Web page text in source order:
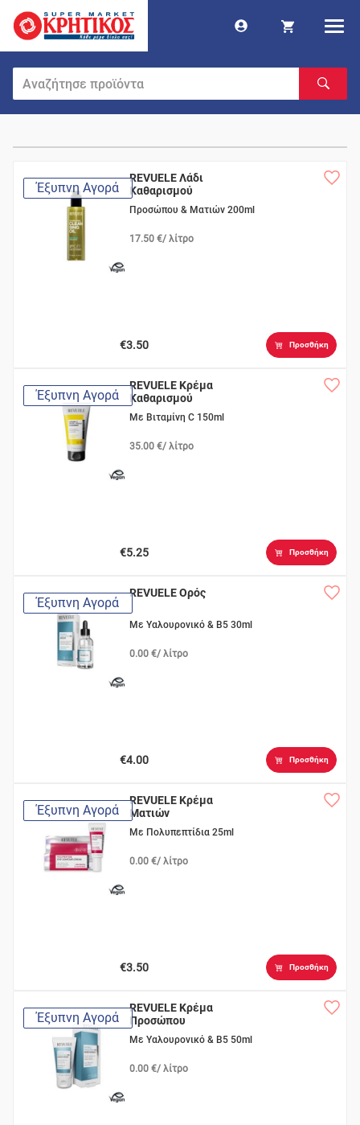
Έξυπνη Αγορά
REVUELE Λάδι
Καθαρισμού
Προσώπου & Ματιών 200ml
17.50 €/ λίτρο
€3.50 Προσθήκη
Έξυπνη Αγορά
REVUELE Κρέμα
Καθαρισμού
Με Βιταμίνη C 150ml
35.00 €/ λίτρο
€5.25 Προσθήκη
Έξυπνη Αγορά
REVUELE Ορός
Με Υαλουρονικό & Β5 30ml
0.00 €/ λίτρο
€4.00 Προσθήκη
Έξυπνη Αγορά
REVUELE Κρέμα
Ματιών
Με Πολυπεπτίδια 25ml
0.00 €/ λίτρο
€3.50 Προσθήκη
Έξυπνη Αγορά
REVUELE Κρέμα
Προσώπου
Με Υαλουρονικό & Β5 50ml
0.00 €/ λίτρο